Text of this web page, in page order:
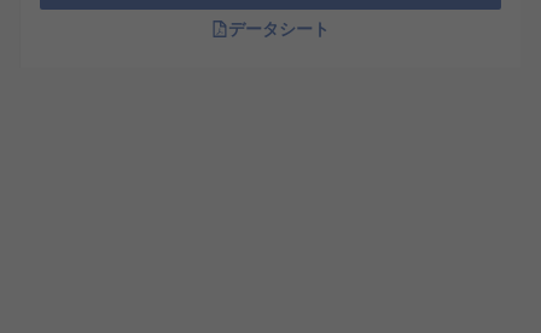
データシート